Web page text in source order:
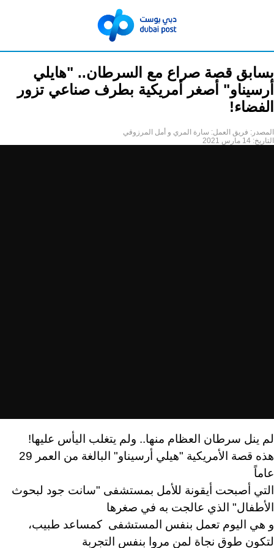
بسابق قصة صراع مع السرطان.. "هايلي
أرسيناو" أصغر أمريكية بطرف صناعي تزور
الفضاء!
المصدر: فريق العمل: سارة المري و أمل المرزوقي
التاريخ: 14 مارس 2021
لم ينل سرطان العظام منها.. ولم يتغلب اليأس عليها!
هذه قصة الأمريكية "هيلي أرسيناو" البالغة من العمر 29
عاماً
التي أصبحت أيقونة للأمل بمستشفى "سانت جود لبحوث
الأطفال" الذي عالجت به في صغرها
و هي اليوم تعمل بنفس المستشفى كمساعد طبيب،
لتكون طوق نجاة لمن مروا بنفس التجربة